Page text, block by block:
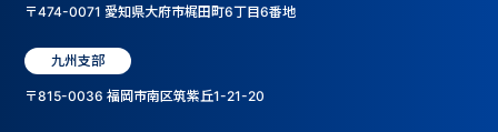
〒474-0071 愛知県大府市梶田町6丁目6番地
九州支部
〒815-0036 福岡市南区筑紫丘1-21-20